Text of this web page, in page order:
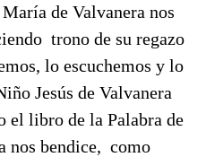
de Valvanera nos
trono de su regazo
lo escuchemos y lo
Jesús de Valvanera
el libro de la Palabra de
nos bendice, como